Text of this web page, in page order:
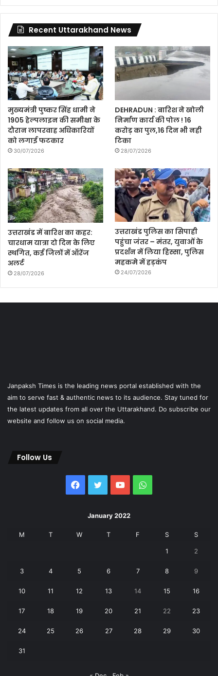
Recent Uttarakhand News
मुख्यमंत्री पुष्कर सिंह धामी ने
1905 हेल्पलाइन की समीक्षा के
दौरान लापरवाह अधिकारियों
को लगाई फटकार
30/07/2026
DEHRADUN : बारिश ने खोली
निर्माण कार्य की पोल ! 16
करोड़ का पुल,16 दिन भी नही
टिका
28/07/2026
उत्तराखंड में बारिश का कहर:
चारधाम यात्रा दो दिन के लिए
स्थगित, कई जिलों में ऑरेंज
अलर्ट
28/07/2026
उत्तराखंड पुलिस का सिपाही
पहुंचा जंतर – मंतर, युवाओं के
प्रदर्शन में लिया हिस्सा, पुलिस
महकमे में हड़कंप
24/07/2026
Janpaksh Times is the leading news portal established with the
aim to serve fast & authentic news to its audience. Stay tuned for
the latest updates from all over the Uttarakhand. Do subscribe our
website and follow us on social media.
Follow Us
Facebook
Twitter YouTubeWhatsApp
January 2022
M T W T F S S
1 2
3 4 5 6 7 8 9
10 11 12 13 14 15 16
17 18 19 20 21 22 23
24 25 26 27 28 29 30
31